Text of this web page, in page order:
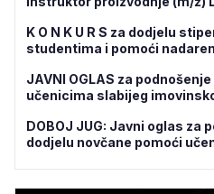
K O N K U R S za dodjelu
studentima i pomoći
JAVNI OGLAS za
učenicima slabijeg
DOBOJ JUG: Javni oglas za
dodjelu novčane pomoći